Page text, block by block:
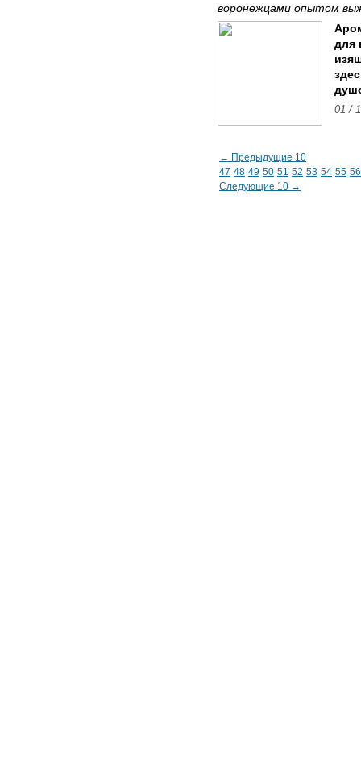
воронежцами опытом
для
01 /
← Предыдущие 10
47 48 49 50 51 52 53 54 55 56
Следующие 10 →